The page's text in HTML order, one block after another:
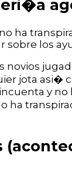
ha
los
jota
y